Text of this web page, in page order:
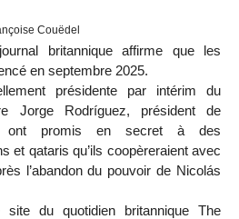
Couëdel
britannique affirme que les
en septembre 2025.
présidente par intérim du
Jorge Rodríguez, président de
ont promis en secret à des
et qataris qu’ils coopèreraient avec
l’abandon du pouvoir de Nicolás
du quotidien britannique The